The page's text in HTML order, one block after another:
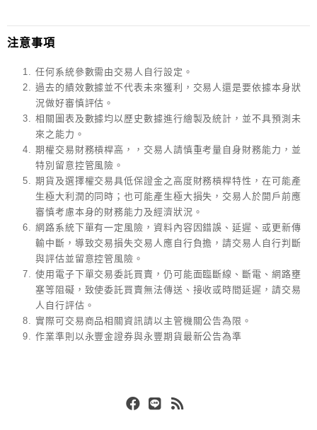
注意事項
任何系統參數需由交易人自行設定。
過去的績效數據並不代表未來獲利，交易人還是要依據本身狀
況做好審慎評估。
相關圖表及數據均以歷史數據進行繪製及統計，並不具預測未
來之能力。
期權交易財務槓桿高，，交易人請慎重考量自身財務能力，並
特別留意控管風險。
期貨及選擇權交易具低保證金之高度財務槓桿特性，在可能產
生極大利潤的同時；也可能產生極大損失，交易人於開戶前應
審慎考慮本身的財務能力及經濟狀況。
網路系統下單有一定風險，資料內容因錯誤、延遲、或更新傳
輸中斷，導致交易損失交易人應自行負擔，請交易人自行判斷
與評估並留意控管風險。
使用電子下單交易委託買賣，仍可能面臨斷線、斷電、網路壅
塞等阻礙，致使委託買賣無法傳送、接收或時間延遲，請交易
人自行評估。
實際可交易商品相關資訊請以主管機關公告為限。
作業準則以永豐金證券與永豐期貨最新公告為準